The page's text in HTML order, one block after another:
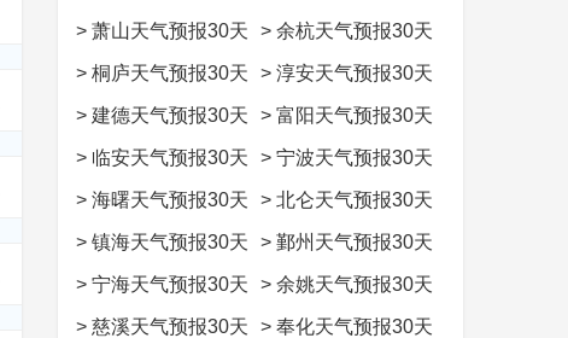
> 萧山天气预报30天 > 余杭天气预报30天
> 桐庐天气预报30天 > 淳安天气预报30天
> 建德天气预报30天 > 富阳天气预报30天
> 临安天气预报30天 > 宁波天气预报30天
> 海曙天气预报30天 > 北仑天气预报30天
> 镇海天气预报30天 > 鄞州天气预报30天
> 宁海天气预报30天 > 余姚天气预报30天
> 慈溪天气预报30天 > 奉化天气预报30天